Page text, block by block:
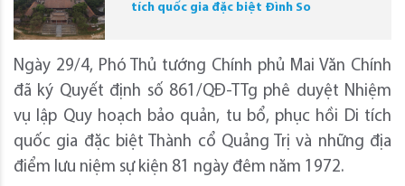
tích quốc gia đặc biệt Đình So
Ngày 29/4, Phó Thủ tướng Chính phủ Mai Văn Chính
đã ký Quyết định số 861/QĐ-TTg phê duyệt Nhiệm
vụ lập Quy hoạch bảo quản, tu bổ, phục hồi Di tích
quốc gia đặc biệt Thành cổ Quảng Trị và những địa
điểm lưu niệm sự kiện 81 ngày đêm năm 1972.